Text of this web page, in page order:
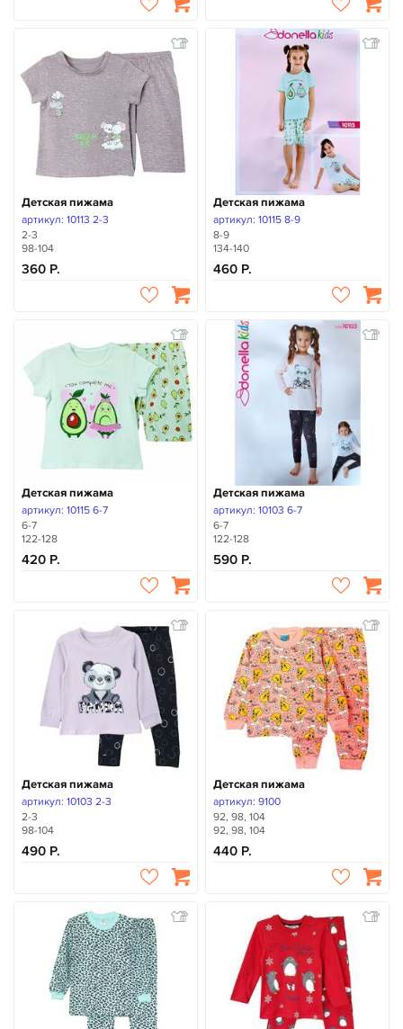
Детская пижама
артикул: 10113 2-3
2-3
98-104
360
Детская пижама
артикул: 10115 8-9
8-9
134-140
460
Детская пижама
артикул: 10115 6-7
6-7
122-128
420
Детская пижама
артикул: 10103 6-7
6-7
122-128
590
Детская пижама
артикул: 10103 2-3
2-3
98-104
490
Детская пижама
артикул: 9100
92, 98, 104
92, 98, 104
440